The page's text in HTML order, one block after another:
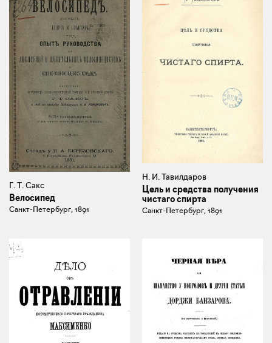
Г. Т. Сакс
Велосипед
Санкт-Петербург, 1891
Н. И. Тавилдаров
Цель и средства получения
чистаго спирта
Санкт-Петербург, 1891